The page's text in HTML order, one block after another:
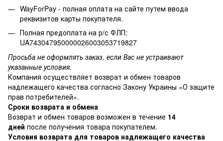
WayForPay - полная оплата на сайте путем ввода
реквизитов карты покупателя.
Полная предоплата на р/с ФЛП:
UA743047950000026003053719827
Просьба не оформлять заказ, если Вас не устраивают
указанные условия.
Компания осуществляет возврат и обмен товаров
надлежащего качества согласно Закону Украины «О защите
прав потребителей».
Сроки возврата и обмена
Возврат и обмен товаров возможен в течение 14
дней после получения товара покупателем.
Условия возврата для товаров надлежащего качества